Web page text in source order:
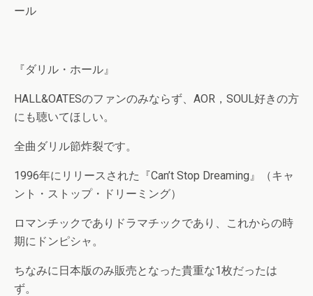
ール
『ダリル・ホール』
HALL&OATESのファンのみならず、AOR，SOUL好きの方
にも聴いてほしい。
全曲ダリル節炸裂です。
1996年にリリースされた『Can’t Stop Dreaming』（キャ
ント・ストップ・ドリーミング）
ロマンチックでありドラマチックであり、これからの時
期にドンピシャ。
ちなみに日本版のみ販売となった貴重な1枚だったは
ず。